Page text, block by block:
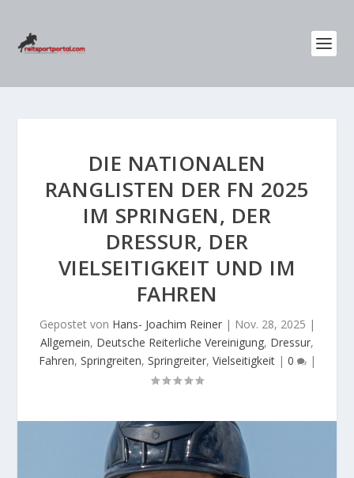
DIE NATIONALEN
RANGLISTEN DER FN 2025
IM SPRINGEN, DER
DRESSUR, DER
VIELSEITIGKEIT UND IM
FAHREN
Gepostet von Hans- Joachim Reiner| Nov. 28, 2025 |
Allgemein, Deutsche Reiterliche Vereinigung, Dressur,
Fahren, Springreiten, Springreiter, Vielseitigkeit| 0 |